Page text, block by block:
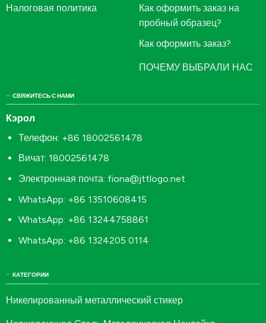
Налоговая политика
Как оформить заказ на
пробный образец?
Как оформить заказ?
ПОЧЕМУ ВЫБРАЛИ НАС
КАТЕГОРИИ
Никелированный металлический стикер
СВЯЖИТЕСЬ С НАМИ
Кэрол
Телефон: +86 18002561478
Вичат: 18002561478
Электронная почта: fiona@jttlogo.net
WhatsApp: +86 13510608415
WhatsApp: +86 13244758861
WhatsApp: +86 1324205 0114